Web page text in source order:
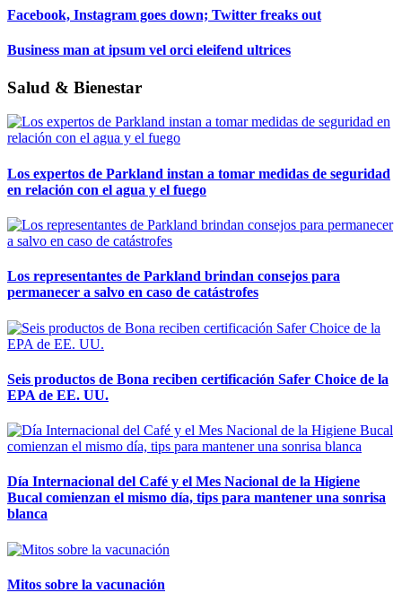
Facebook, Instagram goes down; Twitter freaks out
Business man at ipsum vel orci eleifend ultrices
Salud & Bienestar
Los expertos de Parkland instan a tomar medidas de seguridad
en relación con el agua y el fuego
Los representantes de Parkland brindan consejos para
permanecer a salvo en caso de catástrofes
Seis productos de Bona reciben certificación Safer Choice de la
EPA de EE. UU.
Día Internacional del Café y el Mes Nacional de la Higiene
Bucal comienzan el mismo día, tips para mantener una sonrisa
blanca
Mitos sobre la vacunación